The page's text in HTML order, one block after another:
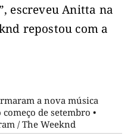
escreveu Anitta na
repostou com a
a nova música
de setembro •
/ The Weeknd